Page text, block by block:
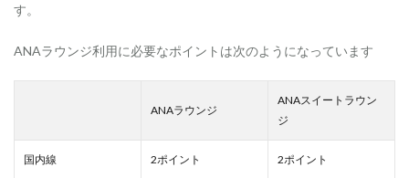
す。
ANAラウンジ利用に必要なポイントは次のようになっています
ANAラウンジ
ANAスイートラウン
ジ
国内線 2ポイント 2ポイント